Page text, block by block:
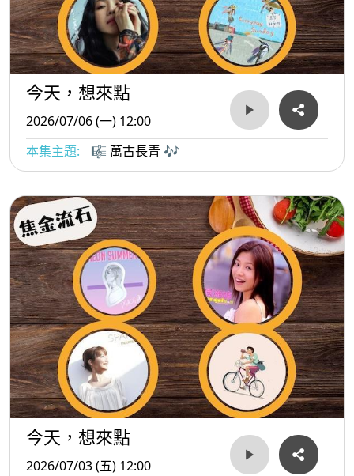
今天，想來點
2026/07/06 (一) 12:00
本集主題:
🎼 萬古長青 🎶
今天，想來點
2026/07/03 (五) 12:00